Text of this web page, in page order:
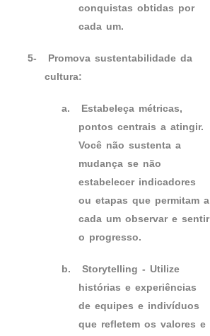
conquistas obtidas por
cada um.
5-
Promova sustentabilidade da
cultura:
a.
Estabeleça métricas,
pontos centrais a atingir.
Você não sustenta a
mudança se não
estabelecer indicadores
ou etapas que permitam a
cada um observar e sentir
o progresso.
b.
Storytelling - Utilize
histórias e experiências
de equipes e indivíduos
que refletem os valores e